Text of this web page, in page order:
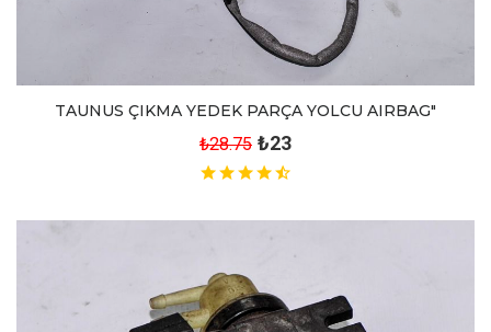
TAUNUS ÇIKMA YEDEK PARÇA YOLCU AIRBAG"
₺28.75 ₺23